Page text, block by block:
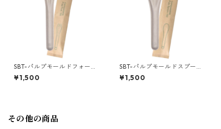
SBT-パルプモールドフォーク1
60（個包装）100本
¥1,500
SBT-パルプモールドスプーン1
50（個包装）100本
¥1,500
その他の商品